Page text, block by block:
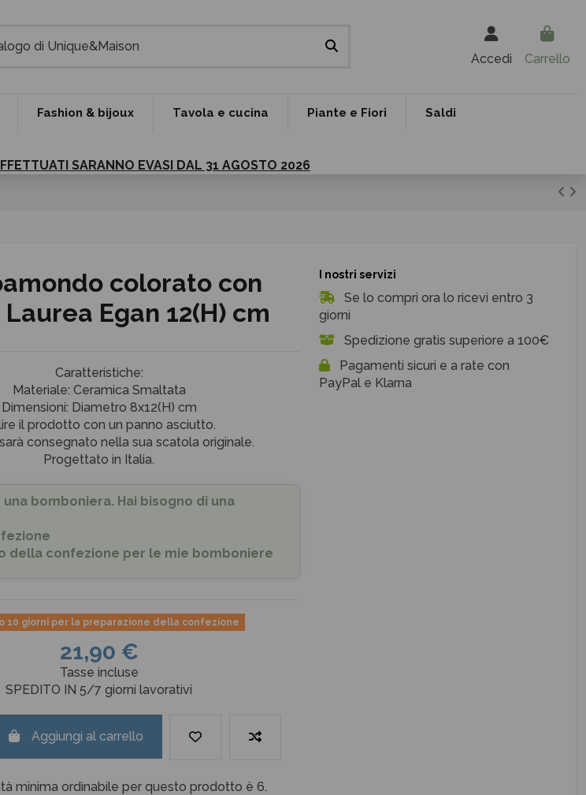
Accedi Carrello
Fashion & bijoux Tavola e cucina Piante e Fiori Saldi
SARANNO EVASI DAL 31 AGOSTO 2026
colorato con
Egan 12(H) cm
Caratteristiche:
Materiale: Ceramica Smaltata
Dimensioni: Diametro 8x12(H) cm
il prodotto con un panno asciutto.
consegnato nella sua scatola originale.
Progettato in Italia.
bomboniera. Hai bisogno di una
della confezione per le mie bomboniere
10 giorni per la preparazione della confezione
21,90 €
Tasse incluse
SPEDITO IN 5/7 giorni lavorativi
Aggiungi al carrello
minima ordinabile per questo prodotto è 6.
I nostri servizi
Se lo compri ora lo ricevi entro 3
giorni
Spedizione gratis superiore a 100€
Pagamenti sicuri e a rate con
PayPal e Klarna